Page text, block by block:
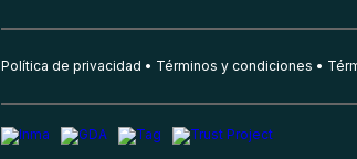
Política de privacidad Términos y condiciones